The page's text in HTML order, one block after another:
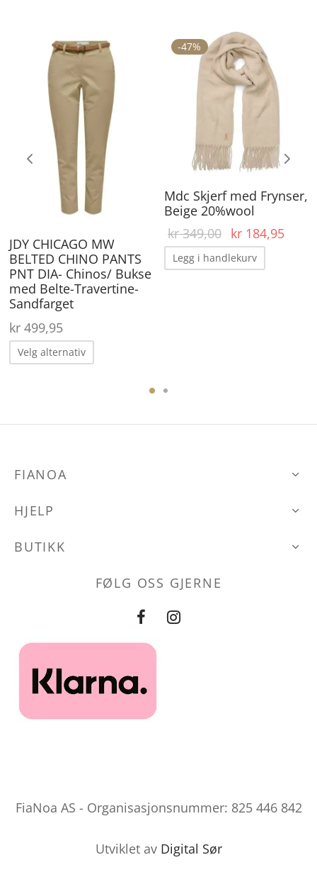
Dette
produktet
varianter.
Alternativene
velges
produktsiden
JDY CHICAGO MW
BELTED CHINO PANTS
PNT DIA- Chinos/ Bukse
med Belte-Travertine-
Sandfarget
kr499,95
Velg alternativ
Dette
produktet
-47%
Mdc Skjerf med Frynser,
Beige 20%wool
kr349,00
Opprinnelig
pris var:
kr 349,00.
kr184,95
Legg i handlekurv
FIANOA
HJELP
BUTIKK
FØLG OSS GJERNE
FiaNoa AS - Organisasjonsnummer: 825 446 842
Utviklet av Digital Sør